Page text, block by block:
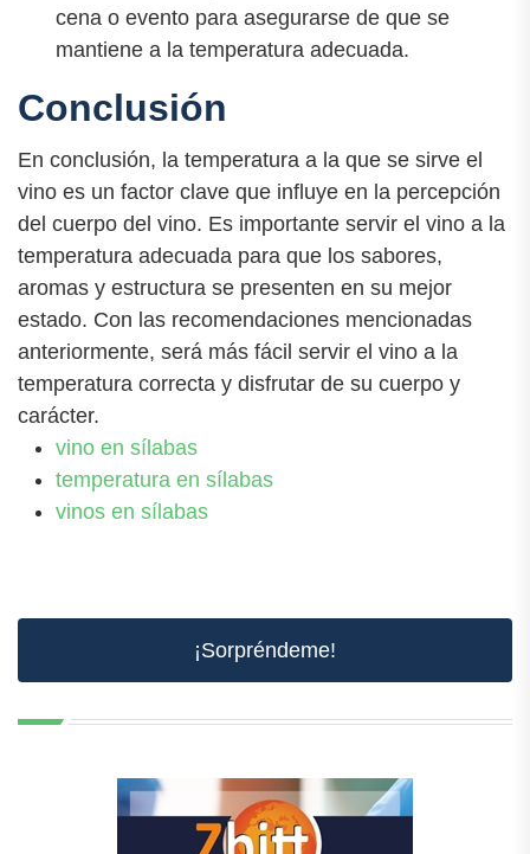
cena o evento para asegurarse de que se
mantiene a la temperatura adecuada.
Conclusión
En conclusión, la temperatura a la que se sirve el
vino es un factor clave que influye en la percepción
del cuerpo del vino. Es importante servir el vino a la
temperatura adecuada para que los sabores,
aromas y estructura se presenten en su mejor
estado. Con las recomendaciones mencionadas
anteriormente, será más fácil servir el vino a la
temperatura correcta y disfrutar de su cuerpo y
carácter.
vino en sílabas
temperatura en sílabas
vinos en sílabas
¡Sorpréndeme!